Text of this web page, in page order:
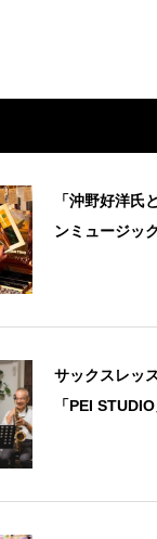
「沖野好洋氏
ンミュージッ
サックスレッ
「PEI STUDIO
設定出オチのわけ
」～